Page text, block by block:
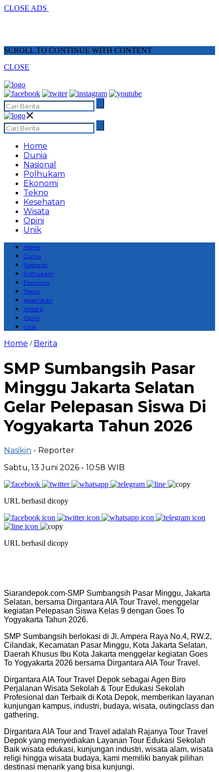
CLOSE ADS
SCROLL TO CONTINUE WITH CONTENT
CLOSE
Home
Dunia
Nasional
Polhukam
Ekonomi
Tekno
Kesehatan
Wisata
Opini
Unik
Home
Dunia
Nasional
Polhukam
Ekonomi
Tekno
Kesehatan
Wisata
Opini
Unik
Home / Berita
SMP Sumbangsih Pasar
Minggu Jakarta Selatan
Gelar Pelepasan Siswa Di
Yogyakarta Tahun 2026
Nasikin - Reporter
Sabtu, 13 Juni 2026 - 10:58 WIB
URL berhasil dicopy
URL berhasil dicopy
Siarandepok.com-SMP Sumbangsih Pasar Minggu, Jakarta
Selatan, bersama Dirgantara AIA Tour Travel, menggelar
kegiatan Pelepasan Siswa Kelas 9 dengan Goes To
Yogyakarta Tahun 2026.
SMP Sumbangsih berlokasi di Jl. Ampera Raya No.4, RW.2,
Cilandak, Kecamatan Pasar Minggu, Kota Jakarta Selatan,
Daerah Khusus Ibu Kota Jakarta menggelar kegiatan Goes
To Yogyakarta 2026 bersama Dirgantara AIA Tour Travel.
Dirgantara AIA Tour Travel Depok sebagai Agen Biro
Perjalanan Wisata Sekolah & Tour Edukasi Sekolah
Profesional dan Terbaik di Kota Depok, memberikan layanan
kunjungan kampus, industri, budaya, wisata, outingclass dan
gathering.
Dirgantara AIA Tour and Travel adalah Rajanya Tour Travel
Depok yang menyediakan Layanan Tour Edukasi Sekolah
Baik wisata edukasi, kunjungan industri, wisata alam, wisata
religi hingga wisata budaya, kami memiliki banyak pilihan
destinasi menarik yang bisa kunjungi.